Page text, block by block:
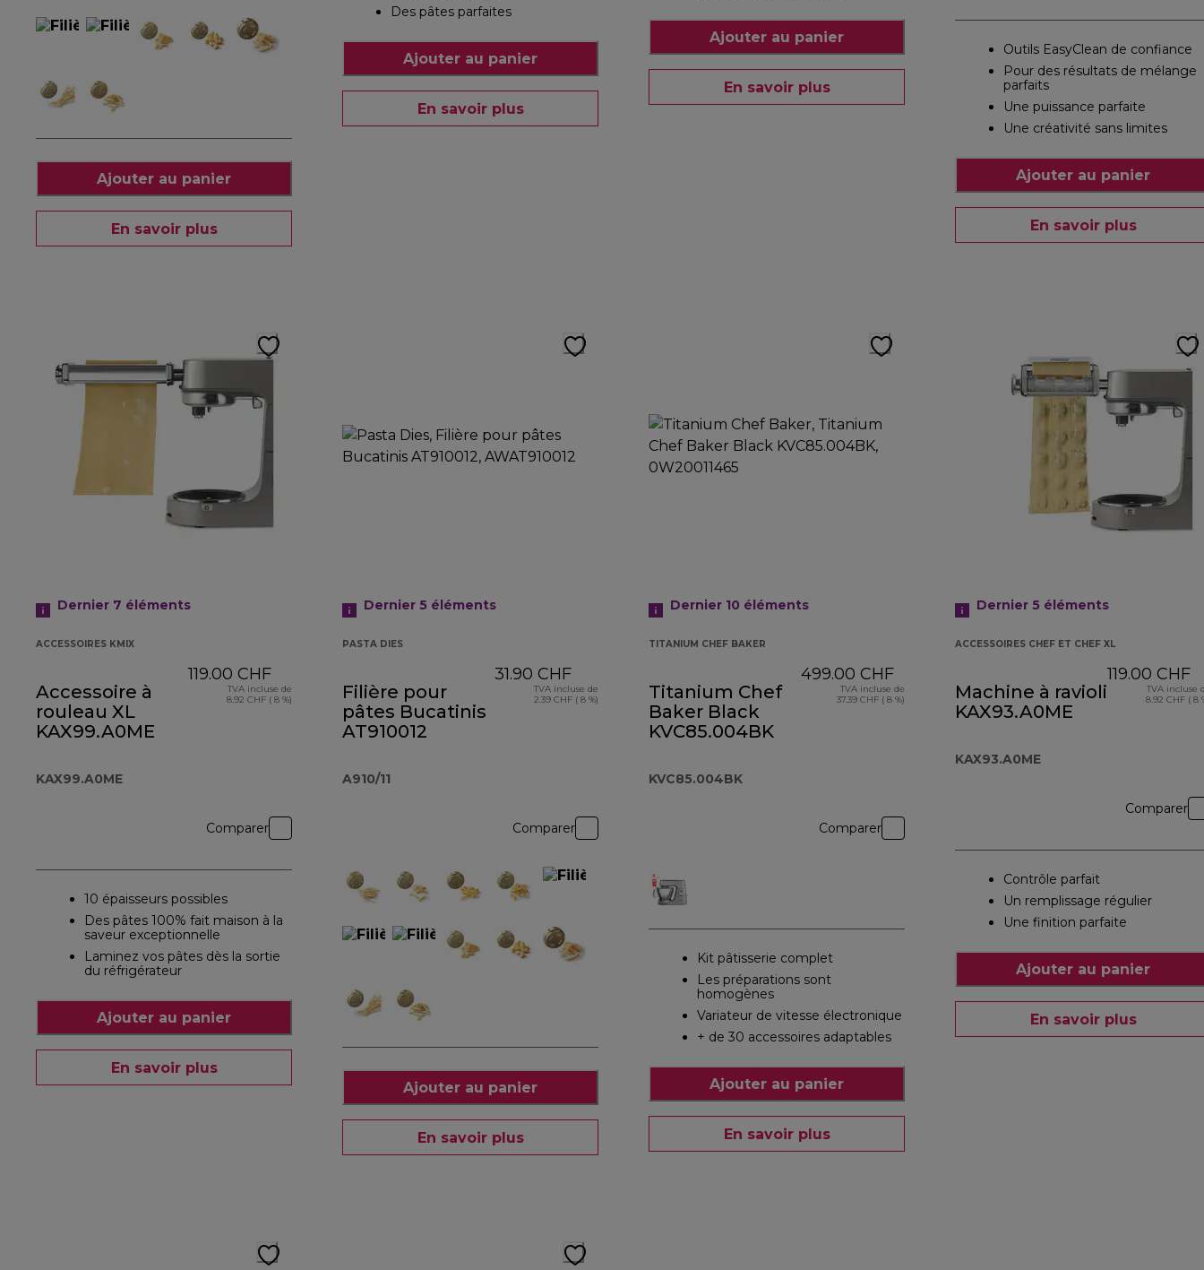
Ajouter au panier
En savoir plus
Des pâtes parfaites
Ajouter au panier
En savoir plus
Ajouter au panier
En savoir plus
Outils EasyClean de confiance
Pour des résultats de mélange
parfaits
Une puissance parfaite
Une créativité sans limites
Ajouter au panier
En savoir plus
Dernier 7 éléments
ACCESSOIRES KMIX
Accessoire à
rouleau XL
KAX99.A0ME
KAX99.A0ME
119.00 CHF
TVA incluse de
8.92 CHF ( 8 %)
Comparer
10 épaisseurs possibles
Des pâtes 100% fait maison à la
saveur exceptionnelle
Laminez vos pâtes dès la sortie
du réfrigérateur
Ajouter au panier
En savoir plus
Dernier 5 éléments
PASTA DIES
Filière pour
pâtes Bucatinis
AT910012
A910/11
31.90 CHF
TVA incluse de
2.39 CHF ( 8 %)
Comparer
Ajouter au panier
En savoir plus
Dernier 10 éléments
TITANIUM CHEF BAKER
Titanium Chef
Baker Black
KVC85.004BK
KVC85.004BK
499.00 CHF
TVA incluse de
37.39 CHF ( 8 %)
Comparer
Kit pâtisserie complet
Les préparations sont
homogènes
Variateur de vitesse électronique
+ de 30 accessoires adaptables
Ajouter au panier
En savoir plus
Dernier 5 éléments
ACCESSOIRES CHEF ET CHEF XL
Machine à ravioli
KAX93.A0ME
KAX93.A0ME
119.00 CHF
TVA incluse
8.92 CHF ( 8
Comparer
Contrôle parfait
Un remplissage régulier
Une finition parfaite
Ajouter au panier
En savoir plus